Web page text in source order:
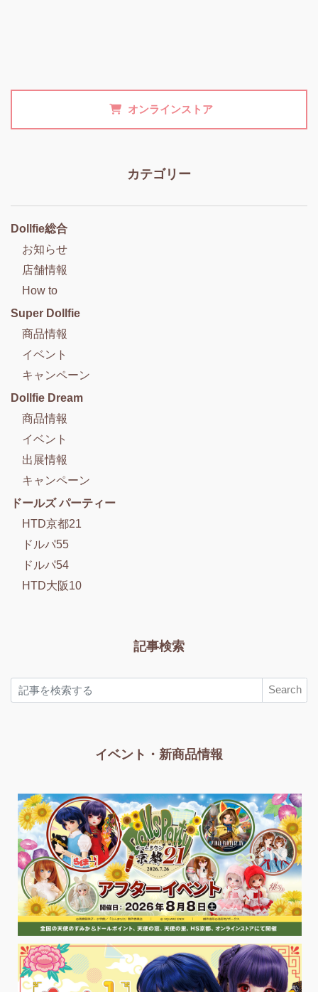
オンラインストア
カテゴリー
Dollfie総合
お知らせ
店舗情報
How to
Super Dollfie
商品情報
イベント
キャンペーン
Dollfie Dream
商品情報
イベント
出展情報
キャンペーン
ドールズ パーティー
HTD京都21
ドルパ55
ドルパ54
HTD大阪10
記事検索
Search
イベント・新商品情報